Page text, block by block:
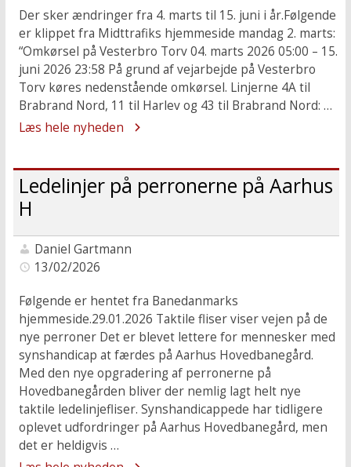
Der sker ændringer fra 4. marts til 15. juni i år.Følgende
er klippet fra Midttrafiks hjemmeside mandag 2. marts:
“Omkørsel på Vesterbro Torv 04. marts 2026 05:00 – 15.
juni 2026 23:58 På grund af vejarbejde på Vesterbro
Torv køres nedenstående omkørsel. Linjerne 4A til
Brabrand Nord, 11 til Harlev og 43 til Brabrand Nord: …
Læs hele nyheden
Ledelinjer på perronerne på Aarhus
H
Daniel Gartmann
13/02/2026
Følgende er hentet fra Banedanmarks
hjemmeside.29.01.2026 Taktile fliser viser vejen på de
nye perroner Det er blevet lettere for mennesker med
synshandicap at færdes på Aarhus Hovedbanegård.
Med den nye opgradering af perronerne på
Hovedbanegården bliver der nemlig lagt helt nye
taktile ledelinjefliser. Synshandicappede har tidligere
oplevet udfordringer på Aarhus Hovedbanegård, men
det er heldigvis …